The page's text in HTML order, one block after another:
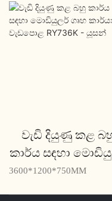
වැඩි දියුණු කළ
කාර්ය සඳහා
ගෘහ කාර්යාල
3600*1200*750MM